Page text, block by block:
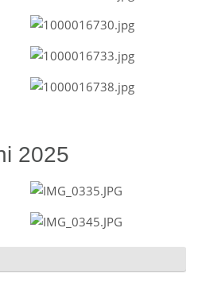
2025